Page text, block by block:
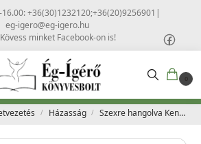
+36(30)1232120;+36(20)9256901 |
eg-igero@eg-igero.hu
Kövess minket Facebook-on is!
0
/ Házasság / Szexre hangolva Kendőzetlenül a házassági intimitásról – Kevin Leman